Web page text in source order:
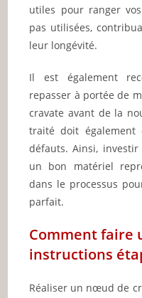
utiles pour ranger
pas utilisées,
leur longévité.
Il est également
repasser à portée de
cravate avant de la
traité doit également
défauts. Ainsi,
un bon matériel
dans le processus
parfait.
Comment faire
instructions
Réaliser un nœud de